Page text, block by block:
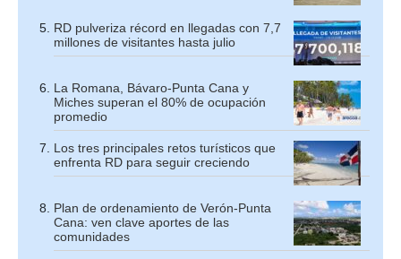
RD pulveriza récord en llegadas con 7,7
millones de visitantes hasta julio
La Romana, Bávaro-Punta Cana y
Miches superan el 80% de ocupación
promedio
Los tres principales retos turísticos que
enfrenta RD para seguir creciendo
Plan de ordenamiento de Verón-Punta
Cana: ven clave aportes de las
comunidades